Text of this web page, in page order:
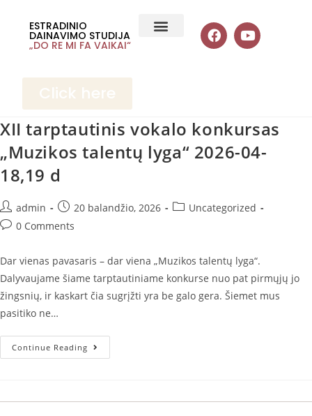
ESTRADINIO
DAINAVIMO STUDIJA
„DO RE MI FA VAIKAI“
Click here
XII tarptautinis vokalo konkursas
„Muzikos talentų lyga“ 2026-04-
18,19 d
admin 20 balandžio, 2026
Uncategorized
0 Comments
Dar vienas pavasaris – dar viena „Muzikos talentų lyga“.
Dalyvaujame šiame tarptautiniame konkurse nuo pat pirmųjų jo
žingsnių, ir kaskart čia sugrįžti yra be galo gera. Šiemet mus
pasitiko ne…
Continue Reading